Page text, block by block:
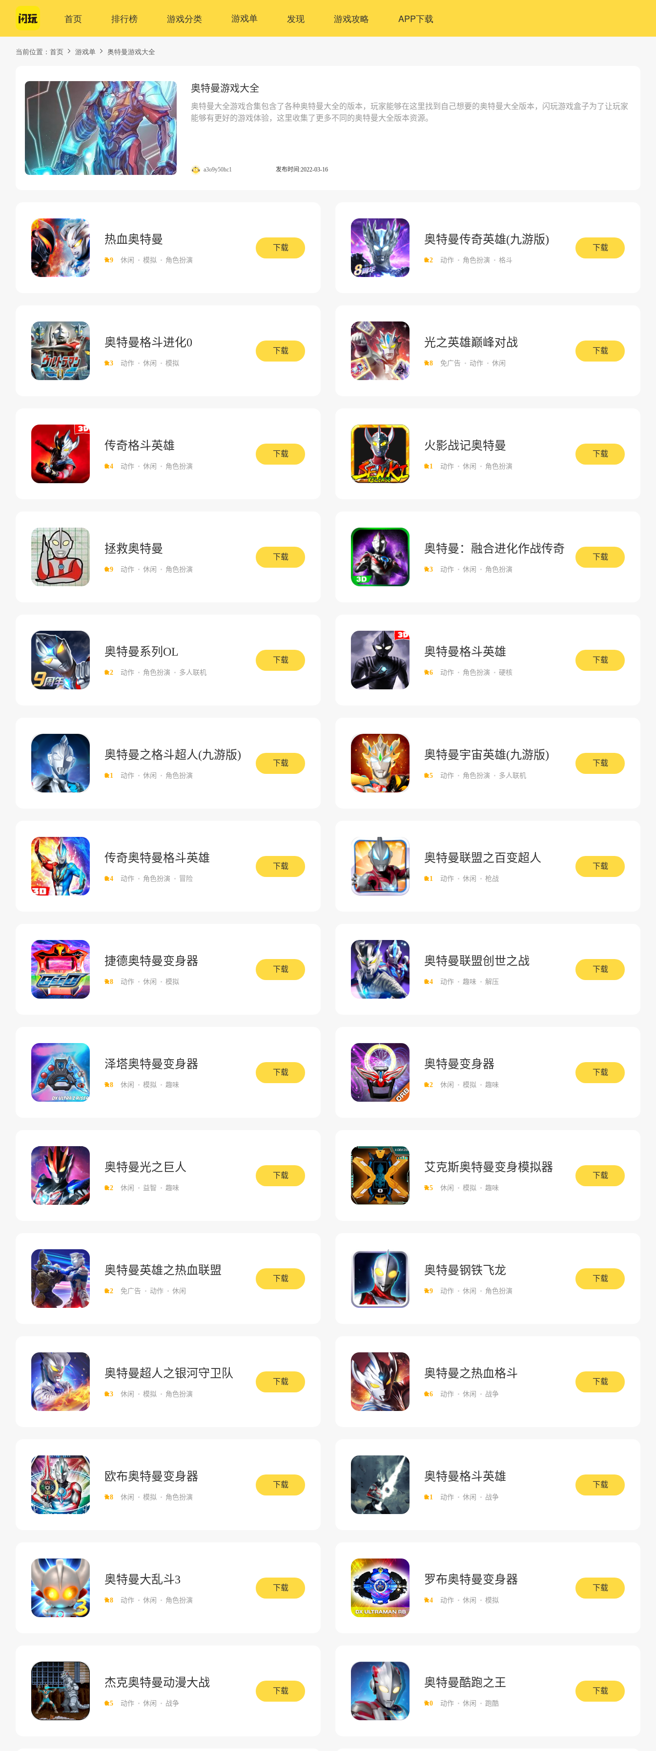
首页 排行榜 游戏分类 游戏单 发现 游戏攻略 APP下载
当前位置： 首页 游戏单 奥特曼游戏大全
奥特曼游戏大全
奥特曼大全游戏合集包含了各种奥特曼大全的版本，玩家能够在这里找到自己想要的奥特曼大全版本，闪玩游戏盒子为了让玩家
能够有更好的游戏体验，这里收集了更多不同的奥特曼大全版本资源。
a3o9y50hc1 发布时间:2022-03-16
热血奥特曼
7.9 休闲 模拟 角色扮演
下载
奥特曼传奇英雄(九游版)
8.2 动作 角色扮演 格斗
下载
奥特曼格斗进化0
9.3 动作 休闲 模拟
下载
光之英雄巅峰对战
7.8 免广告 动作 休闲
下载
传奇格斗英雄
8.4 动作 休闲 角色扮演
下载
火影战记奥特曼
8.1 动作 休闲 角色扮演
下载
拯救奥特曼
6.9 动作 休闲 角色扮演
下载
奥特曼：融合进化作战传奇
7.3 动作 休闲 角色扮演
下载
奥特曼系列OL
8.2 动作 角色扮演 多人联机
下载
奥特曼格斗英雄
7.6 动作 角色扮演 硬核
下载
奥特曼之格斗超人(九游版)
8.1 动作 休闲 角色扮演
下载
奥特曼宇宙英雄(九游版)
8.5 动作 角色扮演 多人联机
下载
传奇奥特曼格斗英雄
8.4 动作 角色扮演 冒险
下载
奥特曼联盟之百变超人
8.1 动作 休闲 枪战
下载
捷德奥特曼变身器
7.8 动作 休闲 模拟
下载
奥特曼联盟创世之战
8.4 动作 趣味 解压
下载
泽塔奥特曼变身器
7.8 休闲 模拟 趣味
下载
奥特曼变身器
8.2 休闲 模拟 趣味
下载
奥特曼光之巨人
8.2 休闲 益智 趣味
下载
艾克斯奥特曼变身模拟器
7.5 休闲 模拟 趣味
下载
奥特曼英雄之热血联盟
8.2 免广告 动作 休闲
下载
奥特曼钢铁飞龙
7.9 动作 休闲 角色扮演
下载
奥特曼超人之银河守卫队
8.3 休闲 模拟 角色扮演
下载
奥特曼之热血格斗
6.6 动作 休闲 战争
下载
欧布奥特曼变身器
7.8 休闲 模拟 角色扮演
下载
奥特曼格斗英雄
8.1 动作 休闲 战争
下载
奥特曼大乱斗3
7.8 动作 休闲 角色扮演
下载
罗布奥特曼变身器
7.4 动作 休闲 模拟
下载
杰克奥特曼动漫大战
6.5 动作 休闲 战争
下载
奥特曼酷跑之王
7.0 动作 休闲 跑酷
下载